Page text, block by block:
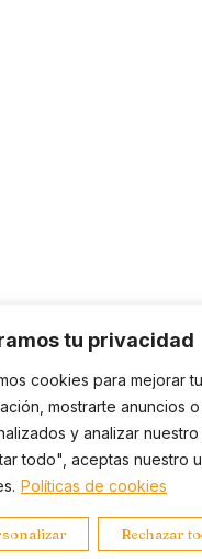
tu privacidad
cookies para mejorar
mostrarte anuncios
y analizar
todo", aceptas nuestro
Políticas de cookies
Rechazar